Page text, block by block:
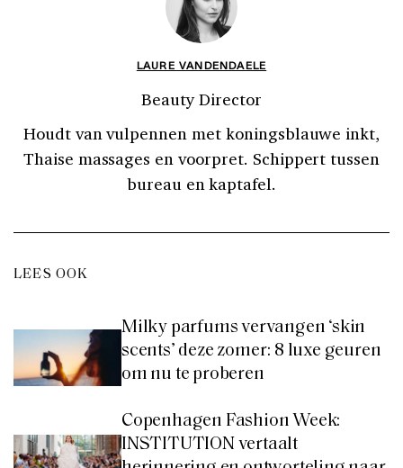
LAURE VANDENDAELE
Beauty Director
Houdt van vulpennen met koningsblauwe inkt,
Thaise massages en voorpret. Schippert tussen
bureau en kaptafel.
LEES OOK
Milky parfums vervangen ‘skin
scents’ deze zomer: 8 luxe geuren
om nu te proberen
Copenhagen Fashion Week:
INSTITUTION vertaalt